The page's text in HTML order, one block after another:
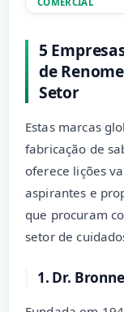
5
de
Setor
Estas marcas
fabricação de
oferece lições
aspirantes e
que procuram
setor de
1. Dr.